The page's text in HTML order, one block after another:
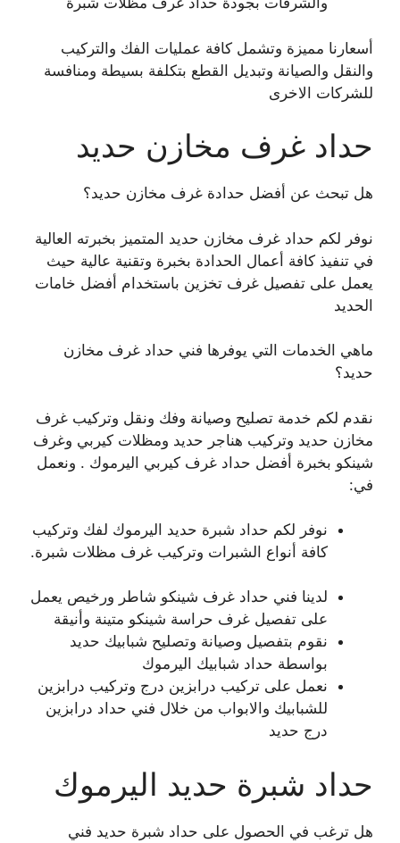
أسعارنا مميزة وتشمل كافة عمليات الفك والتركيب
والنقل والصيانة وتبديل القطع بتكلفة بسيطة ومنافسة
للشركات الاخرى
حداد غرف مخازن حديد
هل تبحث عن أفضل حدادة غرف مخازن حديد؟
نوفر لكم حداد غرف مخازن حديد المتميز بخبرته العالية
في تنفيذ كافة أعمال الحدادة بخبرة وتقنية عالية حيث
يعمل على تفصيل غرف تخزين باستخدام أفضل خامات
الحديد
ماهي الخدمات التي يوفرها فني حداد غرف مخازن
حديد؟
نقدم لكم خدمة تصليح وصيانة وفك ونقل وتركيب غرف
مخازن حديد وتركيب هناجر حديد ومظلات كيربي وغرف
شينكو بخبرة أفضل حداد غرف كيربي اليرموك . ونعمل
في:
نوفر لكم حداد شبرة حديد اليرموك لفك وتركيب
كافة أنواع الشبرات وتركيب غرف مظلات شبرة.
لدينا فني حداد غرف شينكو شاطر ورخيص يعمل
على تفصيل غرف حراسة شينكو متينة وأنيقة
نقوم بتفصيل وصيانة وتصليح شبابيك حديد
بواسطة حداد شبابيك اليرموك
نعمل على تركيب درابزين درج وتركيب درابزين
للشبابيك والابواب من خلال فني حداد درابزين
درج حديد
حداد شبرة حديد اليرموك
هل ترغب في الحصول على حداد شبرة حديد فني